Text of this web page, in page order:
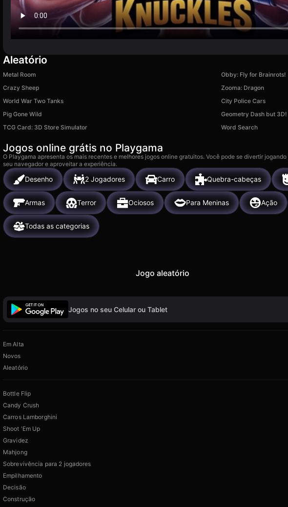
Aleatório
Metal Room Obby: Fly for Brainrots!
Crazy Sheep
Zooma: Dragon
World War Two Tanks
City Police Cars
Pig Gone Wild
Geometry Dash but 3D!
TCG Card: 3D Store Simulator
Word Search
Jogos online grátis no Playgama
O Playgama apresenta os mais recentes e melhores jogos online gratuitos. Você pode se divertir
seu navegador e aproveitar a experiência.
Desenho 2 Jogadores Carro Quebra-cabeças
Armas Terror Ociosos Para Meninas Ação
Todas as categorias
Jogo aleatório
Jogos no seu Celular ou Tablet
Em Alta
Novos
Aleatório
Bottle Flip
Candy Crush
Carros Lamborghini
Shoot 'Em Up
Gravidez
Mahjong
Sobrevivência para 2 jogadores
Empilhamento
Decisão
Construção